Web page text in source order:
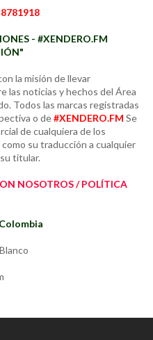
- #XENDERO.FM
la misión de llevar
las noticias y hechos del Área
Todos las marcas registradas
o de#XENDERO.FM Se
de cualquiera de los
su traducción a cualquier
titular.
NOSOTROS / POLÍTICA